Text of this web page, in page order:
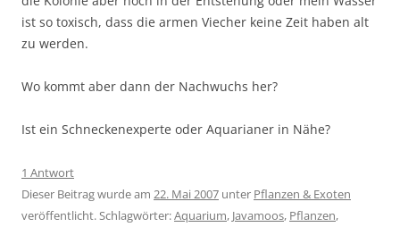
ist so toxisch, dass die armen Viecher keine Zeit haben alt
zu werden.
Wo kommt aber dann der Nachwuchs her?
Ist ein Schneckenexperte oder Aquarianer in Nähe?
1 Antwort
Dieser Beitrag wurde am 22. Mai 2007 unter Pflanzen & Exoten
veröffentlicht. Schlagwörter:Aquarium, Javamoos, Pflanzen,